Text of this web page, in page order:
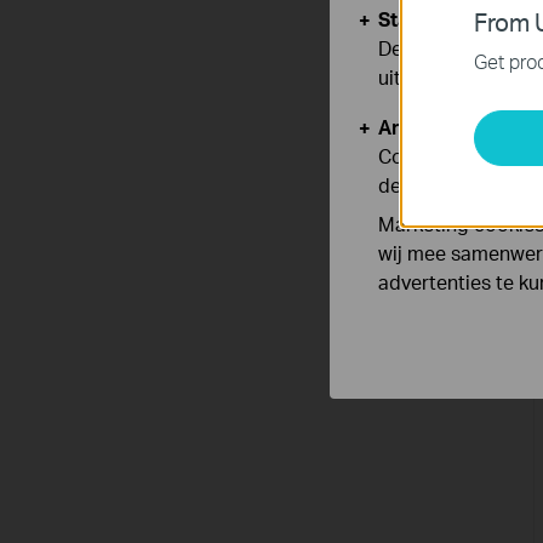
From
Get
Standaard
Deze cookies zijn
uitgeschakeld.
Analyse en
Cookies voor
de functionaliteit
Marketing
wij mee
advertenties te